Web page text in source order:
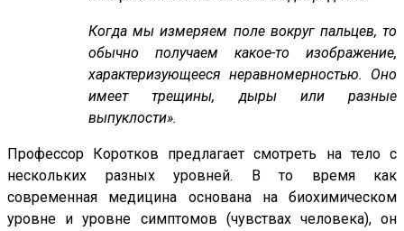
Когда мы измеряем поле вокруг пальцев, то
обычно получаем какое-то изображение,
характеризующееся неравномерностью. Оно
имеет трещины, дыры или разные
выпуклости».
Профессор Коротков предлагает смотреть на тело с
нескольких разных уровней. В то время как
современная медицина основана на биохимическом
уровне и уровне симптомов (чувствах человека), он